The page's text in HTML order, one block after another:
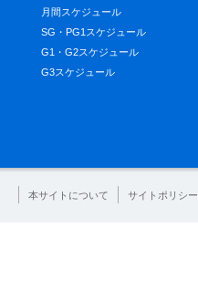
月間スケジュール
SG・PG1スケジュール
G1・G2スケジュール
G3スケジュール
本サイトについて サイトポリシー